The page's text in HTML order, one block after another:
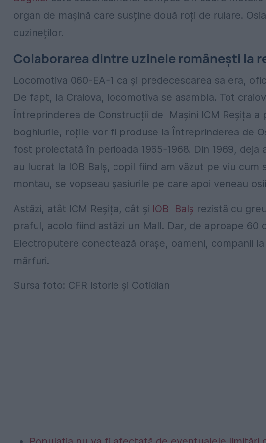
organ de mașină care susține două roți de rulare.
cuzineților.
Colaborarea dintre uzinele românești la
Locomotiva 060-EA-1 ca și predecesoarea sa era,
De fapt, la Craiova, locomotiva se asambla. Tot
Întreprinderea de Construcții de Mașini ICM Reșița
boghiurile, roțile vor fi produse la Întreprinderea de
fost proiectată în perioada 1965-1968. Din 1969,
au lucrat la IOB Balș, copil fiind am văzut pe viu cum
montau, se vopseau șasiurile pe care apoi veneau
Astăzi, atât ICM Reșița, cât și IOB Balș rezistă cu
praful, acolo fiind astăzi un Mall. Dar, de aproape 60
Electroputere conectează orașe, oameni, companii
mărfuri.
Sursa foto: CFR Istorie și Cotidian